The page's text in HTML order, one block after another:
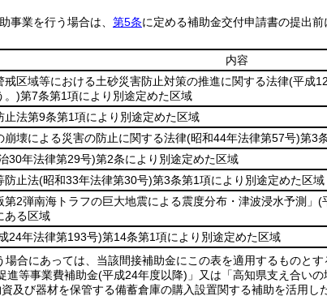
事業を行う場合は、 第5条に定める補助金交付申請書の提出
内容
戒区域等における土砂災害防止対策の推進に関する法律(平成
。)第7条第1項により別途定めた区域
止法第9条第1項により別途定めた区域
崩壊による災害の防止に関する法律(昭和44年法律第57号)第3
30年法律第29号)第2条により別途定めた区域
防止法(昭和33年法律第30号)第3条第1項により別途定めた区域
第2弾南海トラフの巨大地震による震度分布・津波浸水予測」 (
ある区域
24年法律第193号)第14条第1項により別途定めた区域
合にあっては、当該間接補助金にこの表を適用するものとす
等事業費補助金(平成24年度以降)」又は「高知県支え合い
及び器材を保管する備蓄倉庫の購入設置関する補助を活用し